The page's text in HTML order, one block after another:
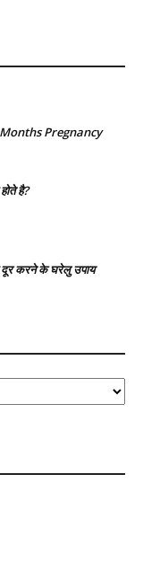
Months Pregnancy
है?
करने के घरेलु उपाय